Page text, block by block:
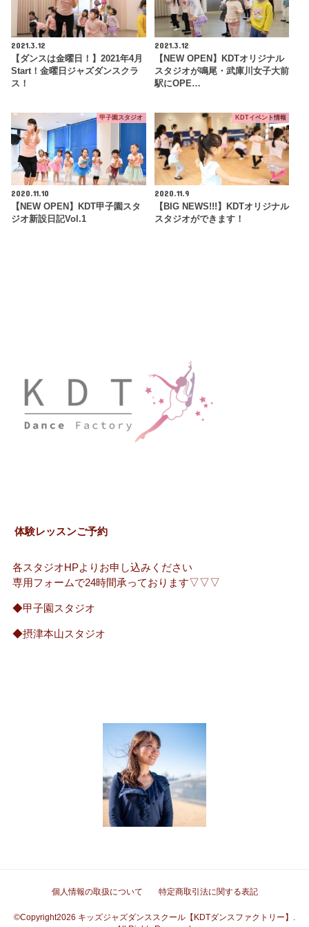
2021.3.12
【ダンスは金曜日！】2021年4月
Start！金曜日ジャズダンスクラ
ス！
2021.3.12
【NEW OPEN】KDTオリジナル
スタジオが鳴尾・武庫川女子大前
駅にOPE…
甲子園スタジオ
2020.11.10
【NEW OPEN】KDT甲子園スタ
ジオ新設日記Vol.1
KDTイベント情報
2020.11.9
【BIG NEWS!!!】KDTオリジナル
スタジオができます！
体験レッスンご予約
各スタジオHPよりお申し込みください
専用フォームで24時間承っております▽▽▽
◆甲子園スタジオ
◆摂津本山スタジオ
個人情報の取扱について 特定商取引法に関する表記
©Copyright2026 キッズジャズダンススクール【KDTダンスファクトリー】 .